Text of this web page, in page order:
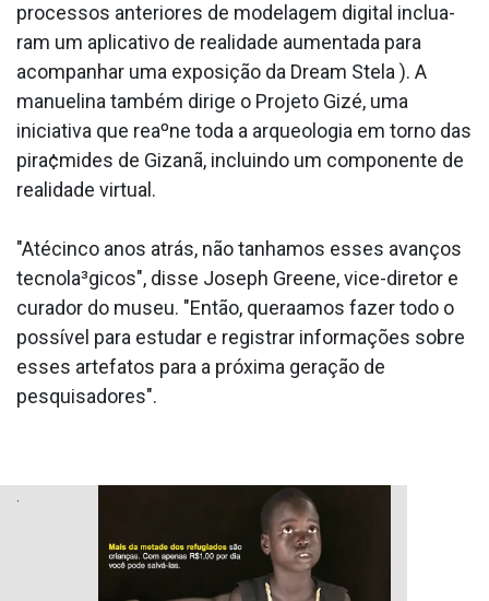
processos anteriores de modelagem digital inclua­
ram um aplicativo de realidade aumentada para
acompanhar uma exposição da Dream Stela ). A
manuelina também dirige o Projeto Gizé, uma
iniciativa que reaºne toda a arqueologia em torno das
pira¢mides de Gizanã, incluindo um componente de
realidade virtual.
"Atécinco anos atrás, não ta­nhamos esses avanços
tecnola³gicos", disse Joseph Greene, vice-diretor e
curador do museu. "Então, quera­amos fazer todo o
possí­vel para estudar e registrar informações sobre
esses artefatos para a próxima geração de
pesquisadores".
.